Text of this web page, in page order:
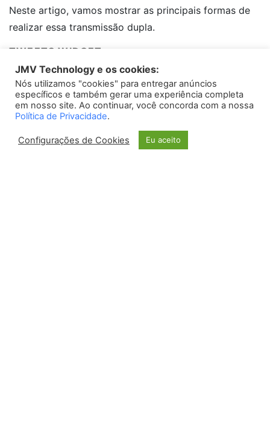
Neste artigo, vamos mostrar as principais formas de
realizar essa transmissão dupla.
1. Utilizando plataformas de
streaming
Existem diversas plataformas de streaming que
permitem fazer uma live no Instagram e Youtube ao
mesmo tempo. Essas plataformas, como o Restream e
TWEETS WIDGET
Please installoAuth Twitter Feed for Developers
JMV Technology e os cookies:
Nós utilizamos "cookies" para entregar anúncios
específicos e também gerar uma experiência completa
em nosso site. Ao continuar, você concorda com a nossa
Política de Privacidade.
Configurações de Cookies Eu aceito